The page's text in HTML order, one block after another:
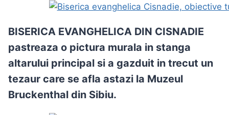
BISERICA EVANGHELICA DIN CISNADIE
pastreaza o pictura murala in stanga
altarului principal si a gazduit in trecut un
tezaur care se afla astazi la Muzeul
Bruckenthal din Sibiu.